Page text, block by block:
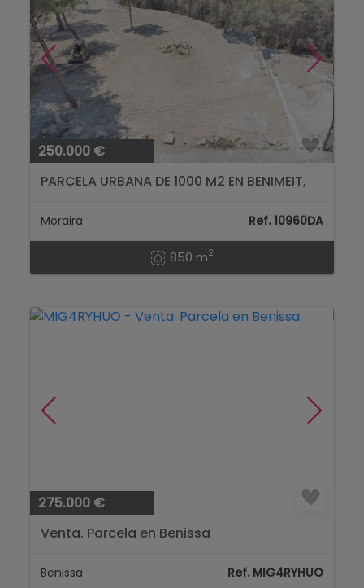
250.000 €
PARCELA URBANA DE 1000 M2 EN BENIMEIT,
Moraira Ref. 10960DA
850 m2
275.000 €
Venta. Parcela en Benissa
Benissa Ref. MIG4RYHUO